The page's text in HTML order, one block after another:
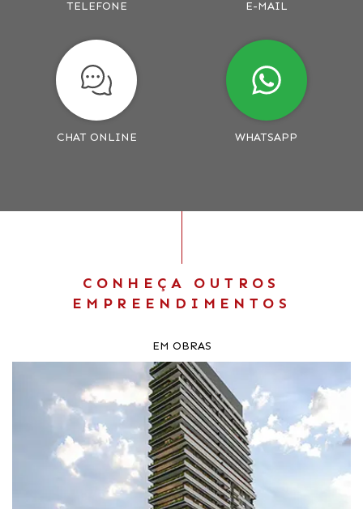
TELEFONE E-MAIL
CHAT ONLINE WHATSAPP
CONHEÇA OUTROS
EMPREENDIMENTOS
EM OBRAS